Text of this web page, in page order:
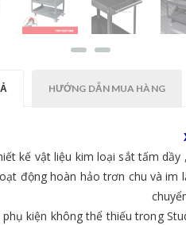
HƯỚNG DẪN MUA HÀNG
kế vật liệu kim loại sắt tấm
động hoàn hảo trơn chu và im
kiện không thể thiếu trong